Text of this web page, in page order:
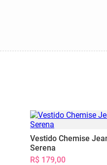
Vestido Chemise
Serena
R$ 179,00